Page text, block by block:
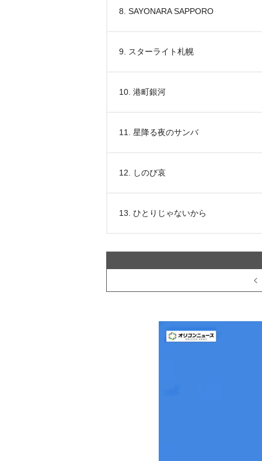
8. SAYONARA SAPPORO
9. スターライト札幌
10. 港町銀河
11. 星降る夜のサンバ
12. しのび哀
13. ひとりじゃないから